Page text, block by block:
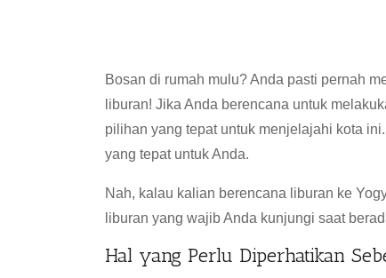
Bosan di rumah mulu? Anda pasti pernah
liburan! Jika Anda berencana untuk
pilihan yang tepat untuk menjelajahi kota
yang tepat untuk Anda.
Nah, kalau kalian berencana liburan ke
liburan yang wajib Anda kunjungi saat
Hal yang Perlu Diperhatikan